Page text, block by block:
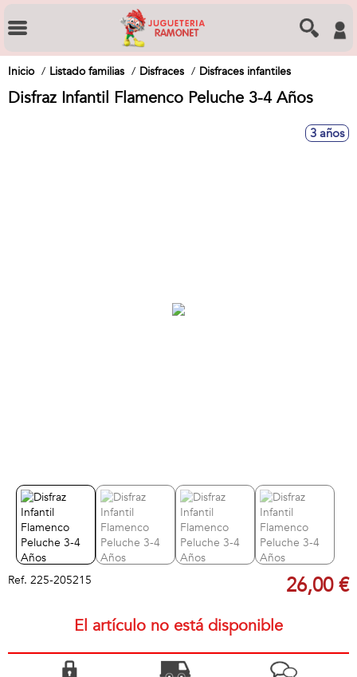
Inicio Listado familias Disfraces Disfraces infantiles
Disfraz Infantil Flamenco Peluche 3-4 Años
3 años
Ref. 225-205215 26,00 €
El artículo no está disponible